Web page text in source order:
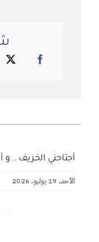
أجتاحني الخريف .. و
الأحد, 19 يوليو, 2026
لماذا نعمل 8 ساعات؟
الجمعة, 3 يوليو, 2026
المنطقة الآمنة
الخميس, 2 يوليو, 2026